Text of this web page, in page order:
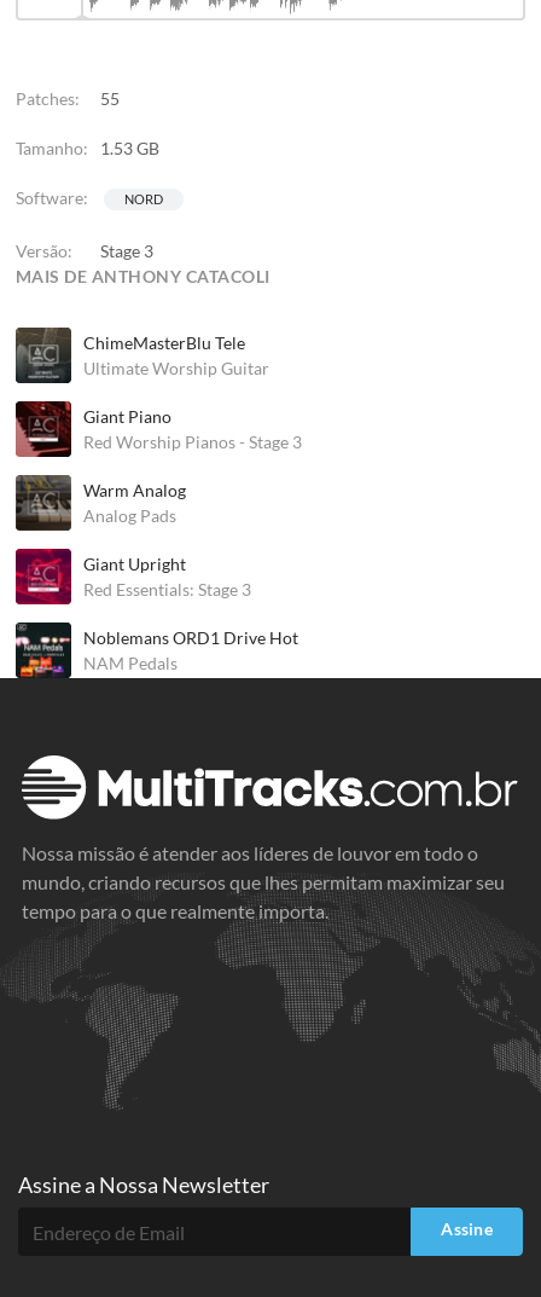
Patches: 55
Tamanho: 1.53 GB
Software: NORD
Versão:
Stage 3
MAIS DE ANTHONY CATACOLI
ChimeMasterBlu Tele
Ultimate Worship Guitar
Giant Piano
Red Worship Pianos - Stage 3
Warm Analog
Analog Pads
Giant Upright
Red Essentials: Stage 3
Noblemans ORD1 Drive Hot
NAM Pedals
Nossa missão é atender aos líderes de louvor em todo o
mundo, criando recursos que lhes permitam maximizar seu
tempo para o que realmente importa.
Assine a Nossa Newsletter
Assine